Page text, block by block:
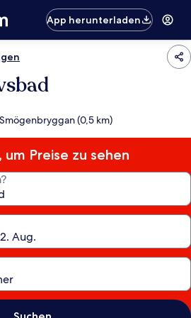
App herunterladen
(0,5 km)
Preise zu sehen